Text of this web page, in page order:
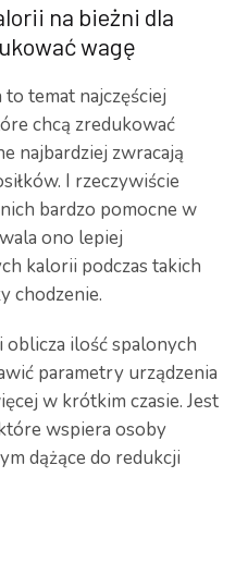
na bieżni dla
wagę
temat najczęściej
chcą zredukować
najbardziej zwracają
I rzeczywiście
bardzo pomocne w
ono lepiej
kalorii podczas takich
chodzenie.
ilość spalonych
parametry urządzenia
w krótkim czasie. Jest
wspiera osoby
dążące do redukcji